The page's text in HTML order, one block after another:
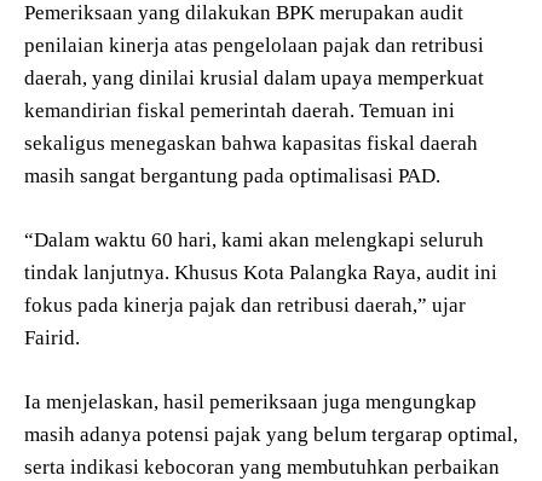
Pemeriksaan yang dilakukan BPK merupakan audit
penilaian kinerja atas pengelolaan pajak dan retribusi
daerah, yang dinilai krusial dalam upaya memperkuat
kemandirian fiskal pemerintah daerah. Temuan ini
sekaligus menegaskan bahwa kapasitas fiskal daerah
masih sangat bergantung pada optimalisasi PAD.
“Dalam waktu 60 hari, kami akan melengkapi seluruh
tindak lanjutnya. Khusus Kota Palangka Raya, audit ini
fokus pada kinerja pajak dan retribusi daerah,” ujar
Fairid.
Ia menjelaskan, hasil pemeriksaan juga mengungkap
masih adanya potensi pajak yang belum tergarap optimal,
serta indikasi kebocoran yang membutuhkan perbaikan